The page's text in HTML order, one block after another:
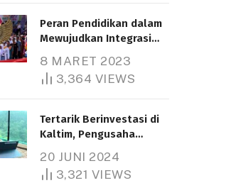
Peran Pendidikan dalam
Mewujudkan Integrasi
8 MARET 2023
3,364 VIEWS
Tertarik Berinvestasi di
Kaltim, Pengusaha
1.000 Hektare
20 JUNI 2024
3,321 VIEWS